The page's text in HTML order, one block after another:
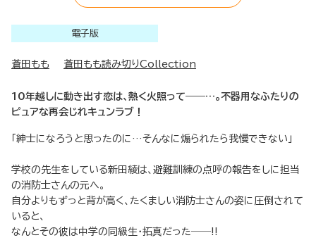
電子版
蒼田もも 蒼田もも読み切りCollection
10年越しに動き出す恋は、熱く火照って――…。不器用なふたりの
ピュアな再会じれキュンラブ！
「紳士になろうと思ったのに…そんなに煽られたら我慢できない」
学校の先生をしている新田綾は、避難訓練の点呼の報告をしに担当
の消防士さんの元へ。
自分よりもずっと背が高く、たくましい消防士さんの姿に圧倒されて
いると、
なんとその彼は中学の同級生・拓真だった――!!